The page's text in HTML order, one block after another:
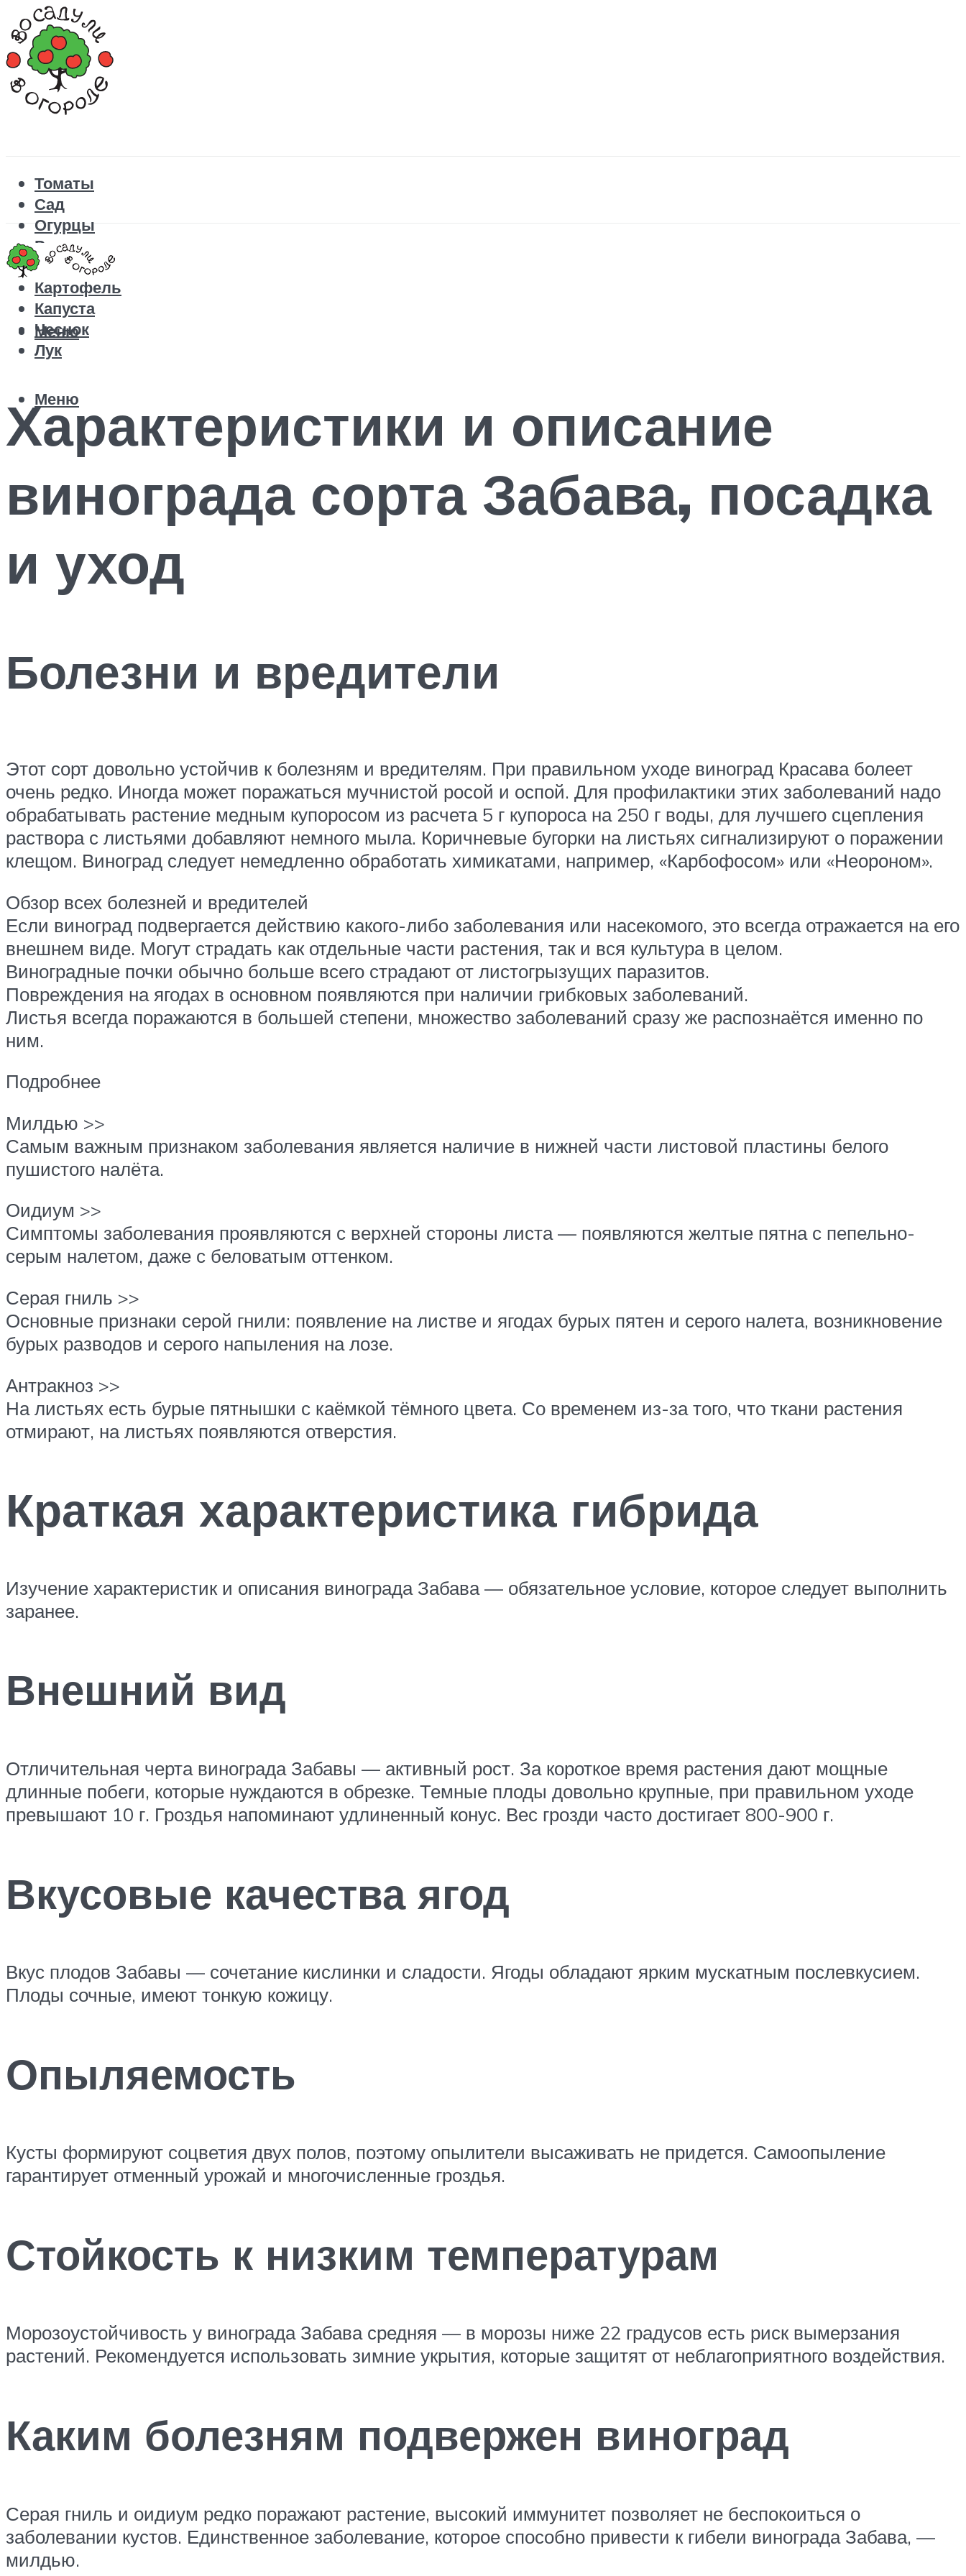
Томаты
Сад
Огурцы
Рецепты
Перец
Картофель
Капуста
Чеснок
Лук
Меню
Меню
Характеристики и описание
винограда сорта Забава, посадка
и уход
Болезни и вредители
Этот сорт довольно устойчив к болезням и вредителям. При правильном уходе виноград Красава болеет
очень редко. Иногда может поражаться мучнистой росой и оспой. Для профилактики этих заболеваний надо
обрабатывать растение медным купоросом из расчета 5 г купороса на 250 г воды, для лучшего сцепления
раствора с листьями добавляют немного мыла. Коричневые бугорки на листьях сигнализируют о поражении
клещом. Виноград следует немедленно обработать химикатами, например, «Карбофосом» или «Неороном».
Обзор всех болезней и вредителей
Если виноград подвергается действию какого-либо заболевания или насекомого, это всегда отражается на его
внешнем виде. Могут страдать как отдельные части растения, так и вся культура в целом.
Виноградные почки обычно больше всего страдают от листогрызущих паразитов.
Повреждения на ягодах в основном появляются при наличии грибковых заболеваний.
Листья всегда поражаются в большей степени, множество заболеваний сразу же распознаётся именно по
ним.
Подробнее
Милдью >>
Самым важным признаком заболевания является наличие в нижней части листовой пластины белого
пушистого налёта.
Оидиум >>
Симптомы заболевания проявляются с верхней стороны листа — появляются желтые пятна с пепельно-
серым налетом, даже с беловатым оттенком.
Серая гниль >>
Основные признаки серой гнили: появление на листве и ягодах бурых пятен и серого налета, возникновение
бурых разводов и серого напыления на лозе.
Антракноз >>
На листьях есть бурые пятнышки с каёмкой тёмного цвета. Со временем из-за того, что ткани растения
отмирают, на листьях появляются отверстия.
Краткая характеристика гибрида
Изучение характеристик и описания винограда Забава — обязательное условие, которое следует выполнить
заранее.
Внешний вид
Отличительная черта винограда Забавы — активный рост. За короткое время растения дают мощные
длинные побеги, которые нуждаются в обрезке. Темные плоды довольно крупные, при правильном уходе
превышают 10 г. Гроздья напоминают удлиненный конус. Вес грозди часто достигает 800-900 г.
Вкусовые качества ягод
Вкус плодов Забавы — сочетание кислинки и сладости. Ягоды обладают ярким мускатным послевкусием.
Плоды сочные, имеют тонкую кожицу.
Опыляемость
Кусты формируют соцветия двух полов, поэтому опылители высаживать не придется. Самоопыление
гарантирует отменный урожай и многочисленные гроздья.
Стойкость к низким температурам
Морозоустойчивость у винограда Забава средняя — в морозы ниже 22 градусов есть риск вымерзания
растений. Рекомендуется использовать зимние укрытия, которые защитят от неблагоприятного воздействия.
Каким болезням подвержен виноград
Серая гниль и оидиум редко поражают растение, высокий иммунитет позволяет не беспокоиться о
заболевании кустов. Единственное заболевание, которое способно привести к гибели винограда Забава, —
милдью.